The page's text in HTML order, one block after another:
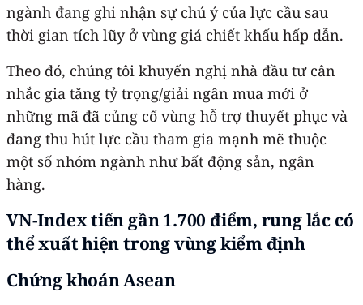
ngành đang ghi nhận sự chú ý của lực cầu sau
thời gian tích lũy ở vùng giá chiết khấu hấp dẫn.
Theo đó, chúng tôi khuyến nghị nhà đầu tư cân
nhắc gia tăng tỷ trọng/giải ngân mua mới ở
những mã đã củng cố vùng hỗ trợ thuyết phục và
đang thu hút lực cầu tham gia mạnh mẽ thuộc
một số nhóm ngành như bất động sản, ngân
hàng.
VN-Index tiến gần 1.700 điểm, rung lắc có
thể xuất hiện trong vùng kiểm định
Chứng khoán Asean